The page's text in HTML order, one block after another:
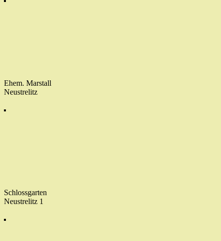
Ehem. Marstall
Neustrelitz
Schlossgarten
Neustrelitz 1